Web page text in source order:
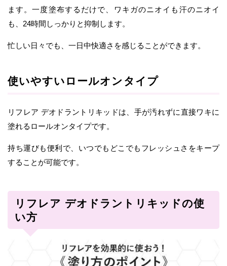
ます。一度塗布するだけで、ワキガのニオイも汗のニオイ
も、24時間しっかりと抑制します。
忙しい日々でも、一日中快適さを感じることができます。
使いやすいロールオンタイプ
リフレア デオドラントリキッドは、手が汚れずに直接ワキに
塗れるロールオンタイプです。
持ち運びも便利で、いつでもどこでもフレッシュさをキープ
することが可能です。
リフレア デオドラントリキッドの使
い方